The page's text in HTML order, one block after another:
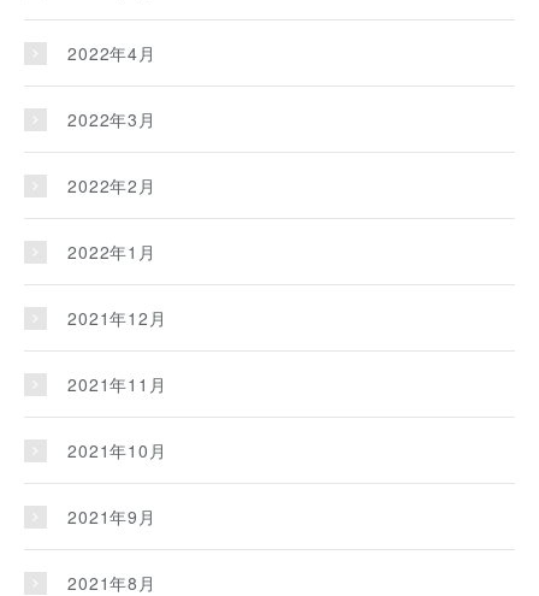
2022年4月
2022年3月
2022年2月
2022年1月
2021年12月
2021年11月
2021年10月
2021年9月
2021年8月